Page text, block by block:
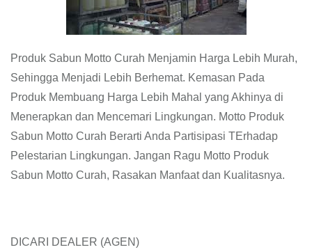
Produk Sabun Motto Curah Menjamin Harga Lebih Murah,
Sehingga Menjadi Lebih Berhemat. Kemasan Pada
Produk Membuang Harga Lebih Mahal yang Akhinya di
Menerapkan dan Mencemari Lingkungan. Motto Produk
Sabun Motto Curah Berarti Anda Partisipasi TErhadap
Pelestarian Lingkungan. Jangan Ragu Motto Produk
Sabun Motto Curah, Rasakan Manfaat dan Kualitasnya.
DICARI DEALER (AGEN)